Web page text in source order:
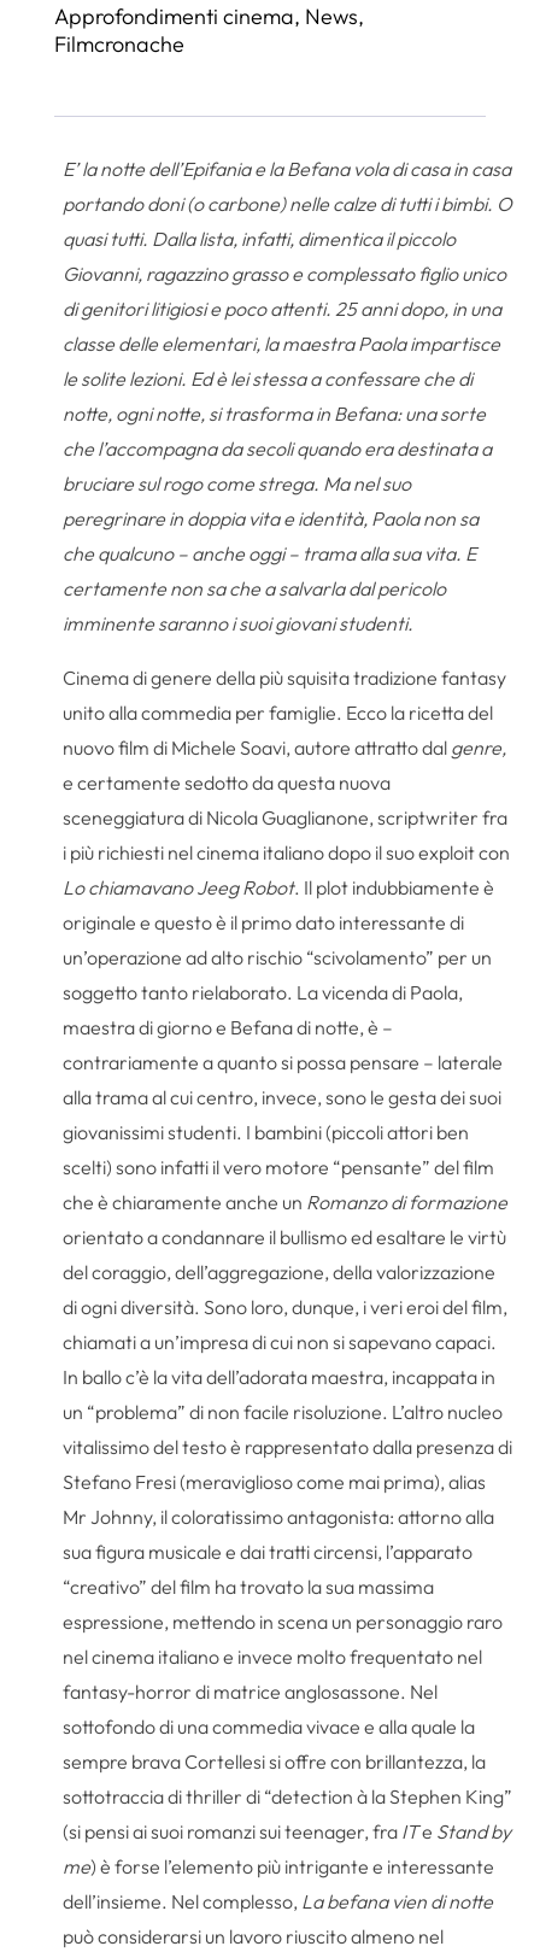
Approfondimenti cinema, News,
Filmcronache
E’ la notte dell’Epifania e la Befana vola di casa in casa
portando doni (o carbone) nelle calze di tutti i bimbi. O
quasi tutti. Dalla lista, infatti, dimentica il piccolo
Giovanni, ragazzino grasso e complessato figlio unico
di genitori litigiosi e poco attenti. 25 anni dopo, in una
classe delle elementari, la maestra Paola impartisce
le solite lezioni. Ed è lei stessa a confessare che di
notte, ogni notte, si trasforma in Befana: una sorte
che l’accompagna da secoli quando era destinata a
bruciare sul rogo come strega. Ma nel suo
peregrinare in doppia vita e identità, Paola non sa
che qualcuno – anche oggi – trama alla sua vita. E
certamente non sa che a salvarla dal pericolo
imminente saranno i suoi giovani studenti.
Cinema di genere della più squisita tradizione fantasy
unito alla commedia per famiglie. Ecco la ricetta del
nuovo film di Michele Soavi, autore attratto dal genre,
e certamente sedotto da questa nuova
sceneggiatura di Nicola Guaglianone, scriptwriter fra
i più richiesti nel cinema italiano dopo il suo exploit con
Lo chiamavano Jeeg Robot. Il plot indubbiamente è
originale e questo è il primo dato interessante di
un’operazione ad alto rischio “scivolamento” per un
soggetto tanto rielaborato. La vicenda di Paola,
maestra di giorno e Befana di notte, è –
contrariamente a quanto si possa pensare – laterale
alla trama al cui centro, invece, sono le gesta dei suoi
giovanissimi studenti. I bambini (piccoli attori ben
scelti) sono infatti il vero motore “pensante” del film
che è chiaramente anche un Romanzo di formazione
orientato a condannare il bullismo ed esaltare le virtù
del coraggio, dell’aggregazione, della valorizzazione
di ogni diversità. Sono loro, dunque, i veri eroi del film,
chiamati a un’impresa di cui non si sapevano capaci.
In ballo c’è la vita dell’adorata maestra, incappata in
un “problema” di non facile risoluzione. L’altro nucleo
vitalissimo del testo è rappresentato dalla presenza di
Stefano Fresi (meraviglioso come mai prima), alias
Mr Johnny, il coloratissimo antagonista: attorno alla
sua figura musicale e dai tratti circensi, l’apparato
“creativo” del film ha trovato la sua massima
espressione, mettendo in scena un personaggio raro
nel cinema italiano e invece molto frequentato nel
fantasy-horror di matrice anglosassone. Nel
sottofondo di una commedia vivace e alla quale la
sempre brava Cortellesi si offre con brillantezza, la
sottotraccia di thriller di “detection à la Stephen King”
(si pensi ai suoi romanzi sui teenager, fra ITe Stand by
me) è forse l’elemento più intrigante e interessante
dell’insieme. Nel complesso, La befana vien di notte
può considerarsi un lavoro riuscito almeno nel